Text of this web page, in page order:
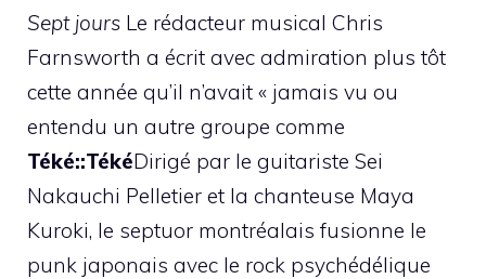
Sept jours Le rédacteur musical Chris
Farnsworth a écrit avec admiration plus tôt
cette année qu’il n’avait « jamais vu ou
entendu un autre groupe comme
Téké::TékéDirigé par le guitariste Sei
Nakauchi Pelletier et la chanteuse Maya
Kuroki, le septuor montréalais fusionne le
punk japonais avec le rock psychédélique